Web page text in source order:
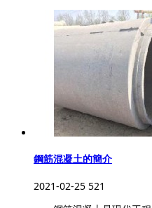
鋼筋混凝土的簡介
2021-02-25 521